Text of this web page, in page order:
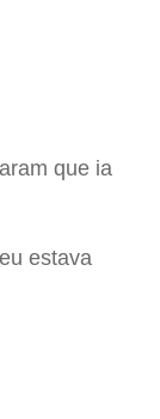
que ia
estava